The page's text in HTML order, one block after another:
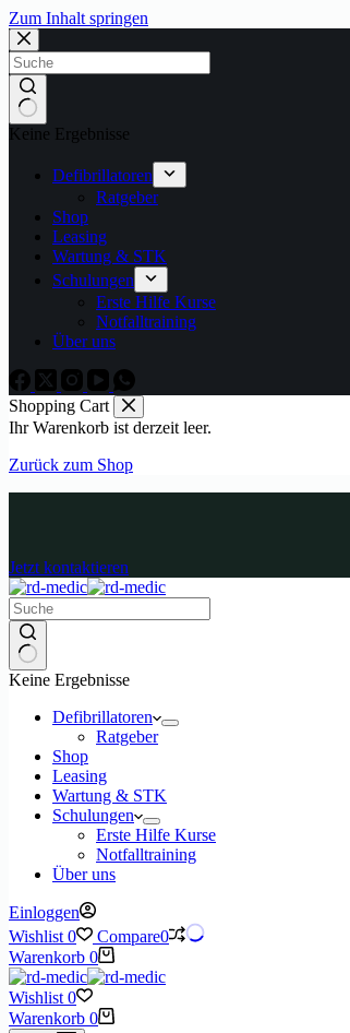
Zum Inhalt springen
Keine Ergebnisse
Defibrillatoren
Ratgeber
Shop
Leasing
Wartung & STK
Schulungen
Erste Hilfe Kurse
Notfalltraining
Über uns
Shopping Cart
Ihr Warenkorb ist derzeit leer.
Zurück zum Shop
Jetzt kontaktieren
Keine Ergebnisse
Defibrillatoren
Ratgeber
Shop
Leasing
Wartung & STK
Schulungen
Erste Hilfe Kurse
Notfalltraining
Über uns
Einloggen
Wishlist 0 Compare0
Warenkorb 0
Wishlist 0
Warenkorb 0